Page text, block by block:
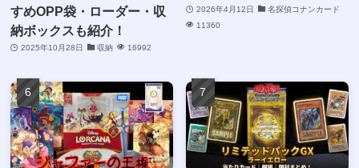
すめOPP袋・ローダー・収
納ボックスも紹介！
2025年10月28日 収納 16992
2026年4月12日
名探偵コナンカード
11360